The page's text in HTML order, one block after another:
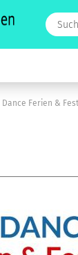
Ferien &